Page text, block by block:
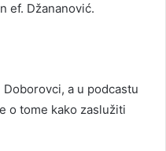
ef. Džananović.
a u podcastu
o tome kako zaslužiti